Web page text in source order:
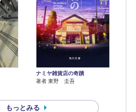
ナミヤ雑貨店の奇蹟
著者 東野 圭吾
もっとみる